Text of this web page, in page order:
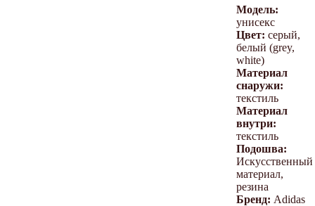
Модель:
унисекс
Цвет: серый,
белый (grey,
white)
Материал
снаружи:
текстиль
Материал
внутри:
текстиль
Подошва:
Искусственный
материал,
резина
Бренд: Adidas